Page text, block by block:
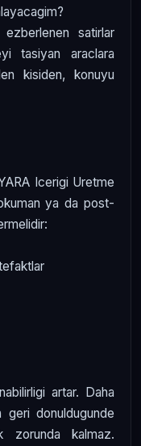
satirlar
tasiyan araclara
kisiden, konuyu
Icerigi Uretme
ya da post-
artar. Daha
donuldugunde
zorunda kalmaz.